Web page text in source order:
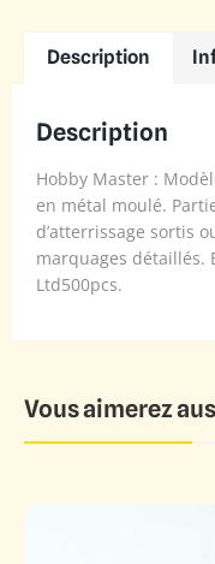
Description
Description
Hobby Master :
en métal moulé.
d’atterrissage sortis
marquages détaillés.
Ltd500pcs.
Vous aimerez